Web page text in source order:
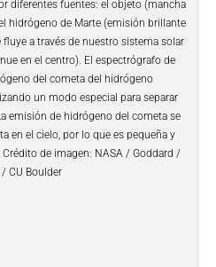
diferentes fuentes: el objeto (mancha
hidrógeno de Marte (emisión brillante
a través de nuestro sistema solar
en el centro). El espectrógrafo de
del cometa del hidrógeno
un modo especial para separar
emisión de hidrógeno del cometa se
en el cielo, por lo que es pequeña y
de imagen: NASA / Goddard /
/ CU Boulder